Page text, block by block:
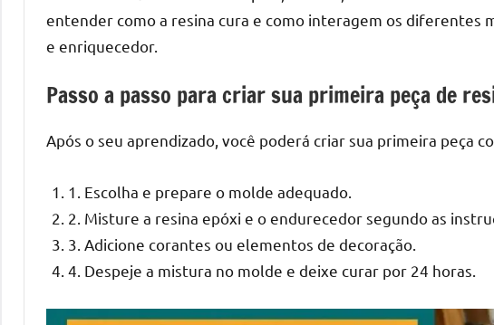
resinada
como
as
populares
River
e
entender como a resina cura e como interagem os diferentes
e enriquecedor.
Passo a passo para criar sua primeira peça de
Após o seu aprendizado, você poderá criar sua primeira peça
1. Escolha e prepare o molde adequado.
2. Misture a resina epóxi e o endurecedor segundo as
3. Adicione corantes ou elementos de decoração.
4. Despeje a mistura no molde e deixe curar por 24 horas.